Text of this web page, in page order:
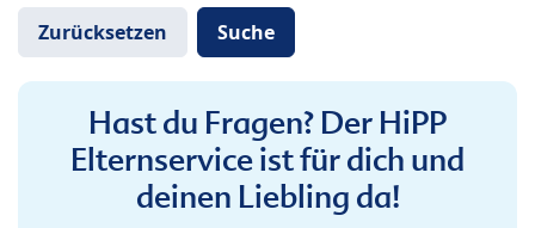
Hast du Fragen? Der HiPP
Elternservice ist für dich und
deinen Liebling da!